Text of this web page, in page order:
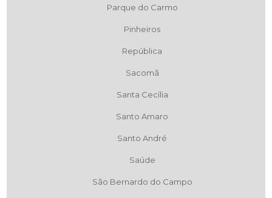
Parque do Carmo
Pinheiros
República
Sacomã
Santa Cecília
Santo Amaro
Santo André
Saúde
São Bernardo do Campo